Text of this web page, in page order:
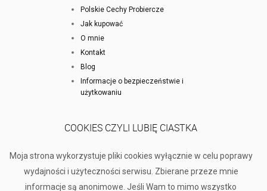
Polskie Cechy Probiercze
Jak kupować
O mnie
Kontakt
Blog
Informacje o bezpieczeństwie i
użytkowaniu
COOKIES CZYLI LUBIĘ CIASTKA
Moja strona wykorzystuje pliki cookies wyłącznie w celu poprawy
wydajności i użyteczności serwisu. Zbierane przeze mnie
informacje są anonimowe. Jeśli Wam to mimo wszystko